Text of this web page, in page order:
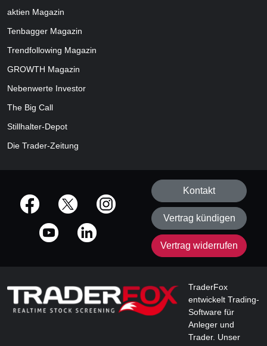
aktien Magazin
Tenbagger Magazin
Trendfollowing Magazin
GROWTH Magazin
Nebenwerte Investor
The Big Call
Stillhalter-Depot
Die Trader-Zeitung
offizielle Social Media-Accounts
Kontakt
Vertrag kündigen
Vertrag widerrufen
TraderFox
entwickelt Trading-
Software für
Anleger und
Trader. Unser